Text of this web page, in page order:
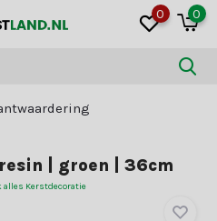
0 0
| groen | 36cm
alles Kerstdecoratie